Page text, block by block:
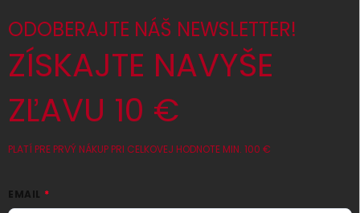
ODOBERAJTE NÁŠ NEWSLETTER!
ZÍSKAJTE NAVYŠE
ZĽAVU 10 €
PLATÍ PRE PRVÝ NÁKUP PRI CELKOVEJ HODNOTE MIN. 100 €
EMAIL